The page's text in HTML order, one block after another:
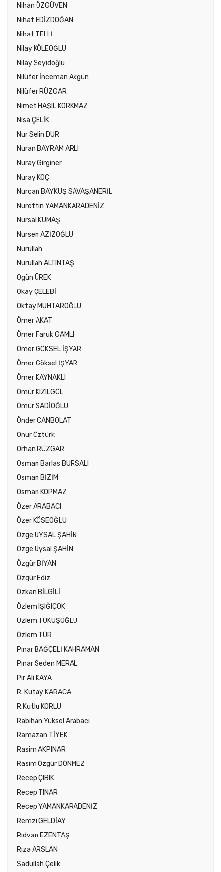
Nihan ÖZGÜVEN
Nihat EDİZDOĞAN
Nihat TELLİ
Nilay KÖLEOĞLU
Nilay Seyidoğlu
Nilüfer İnceman Akgün
Nilüfer RÜZGAR
Nimet HAŞIL KORKMAZ
Nisa ÇELİK
Nur Selin DUR
Nuran BAYRAM ARLI
Nuray Girginer
Nuray KOÇ
Nurcan BAYKUŞ SAVAŞANERİL
Nurettin YAMANKARADENİZ
Nursal KUMAŞ
Nursen AZİZOĞLU
Nurullah
Nurullah ALTINTAŞ
Ogün ÜREK
Okay ÇELEBİ
Oktay MUHTAROĞLU
Ömer AKAT
Ömer Faruk GAMLI
Ömer GÖKSEL İŞYAR
Ömer Göksel İŞYAR
Ömer KAYNAKLI
Ömür KIZILGÖL
Ömür SADİOĞLU
Önder CANBOLAT
Onur Öztürk
Orhan RÜZGAR
Osman Barlas BURSALI
Osman BİZİM
Osman KOPMAZ
Özer ARABACI
Özer KÖSEOĞLU
Özge UYSAL ŞAHİN
Özge Uysal ŞAHİN
Özgür BİYAN
Özgür Ediz
Özkan BİLGİLİ
Özlem IŞIĞIÇOK
Özlem TOKUŞOĞLU
Özlem TÜR
Pınar BAĞÇELİ KAHRAMAN
Pınar Seden MERAL
Pir Ali KAYA
R. Kutay KARACA
R.Kutlu KORLU
Rabihan Yüksel Arabacı
Ramazan TİYEK
Rasim AKPINAR
Rasim Özgür DÖNMEZ
Recep ÇIBIK
Recep TINAR
Recep YAMANKARADENİZ
Remzi GELDİAY
Rıdvan EZENTAŞ
Rıza ARSLAN
Sadullah Çelik